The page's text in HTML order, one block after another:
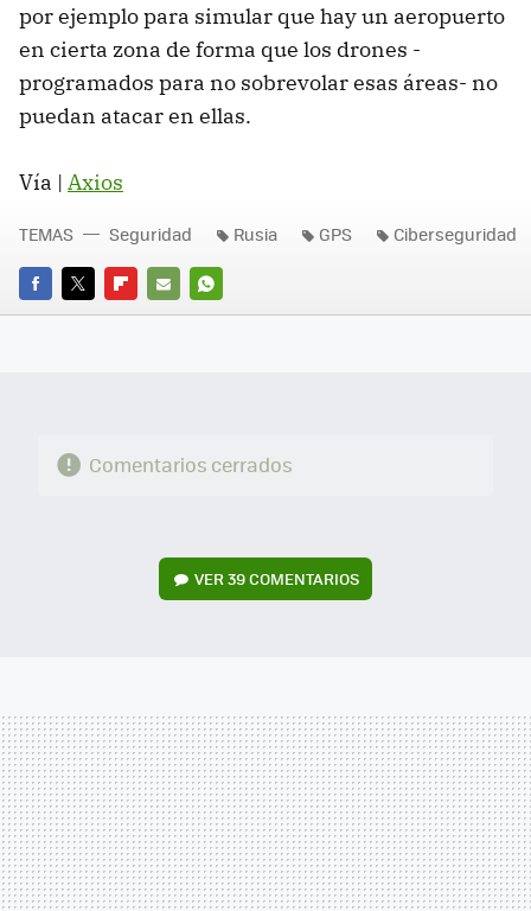
por ejemplo para simular que hay un aeropuerto
en cierta zona de forma que los drones -
programados para no sobrevolar esas áreas- no
puedan atacar en ellas.
Vía | Axios
FACEBOOK
TWITTERFLIPBOARD
E-
WHATSAPP
TEMAS Seguridad Rusia GPS Ciberseguridad
Comentarios cerrados
VER39 COMENTARIOS